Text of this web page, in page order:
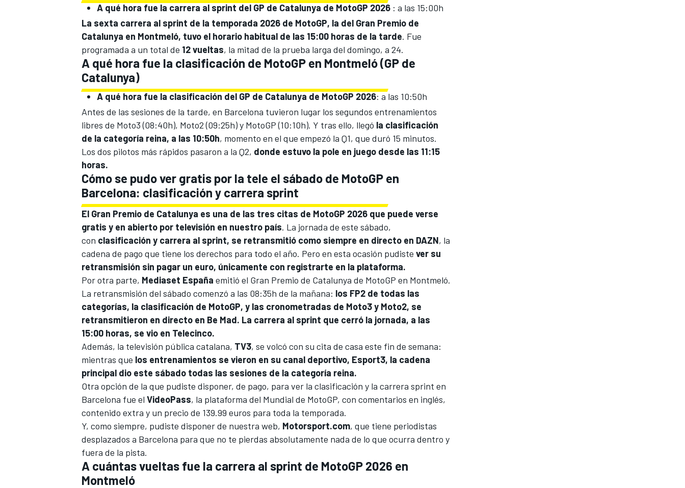
MÁS CATEGORÍAS
A qué hora fue la carrera al sprint del GP de Catalunya de MotoGP 2026 : a las 15:00h
La sexta carrera al sprint de la temporada 2026 de MotoGP, la del Gran Premio de
Catalunya en Montmeló, tuvo el horario habitual de las 15:00 horas de la tarde. Fue
programada a un total de 12 vueltas, la mitad de la prueba larga del domingo, a 24.
A qué hora fue la clasificación de MotoGP en Montmeló (GP de
Catalunya)
A qué hora fue la clasificación del GP de Catalunya de MotoGP 2026: a las 10:50h
Antes de las sesiones de la tarde, en Barcelona tuvieron lugar los segundos entrenamientos
libres de Moto3 (08:40h), Moto2 (09:25h) y MotoGP (10:10h). Y tras ello, llegó la clasificación
de la categoría reina, a las 10:50h, momento en el que empezó la Q1, que duró 15 minutos.
Los dos pilotos más rápidos pasaron a la Q2, donde estuvo la pole en juego desde las 11:15
horas.
Cómo se pudo ver gratis por la tele el sábado de MotoGP en
Barcelona: clasificación y carrera sprint
El Gran Premio de Catalunya es una de las tres citas de MotoGP 2026 que puede verse
gratis y en abierto por televisión en nuestro país. La jornada de este sábado,
con clasificación y carrera al sprint, se retransmitió como siempre en directo en DAZN, la
cadena de pago que tiene los derechos para todo el año. Pero en esta ocasión pudiste ver su
retransmisión sin pagar un euro, únicamente con registrarte en la plataforma.
Por otra parte, Mediaset España emitió el Gran Premio de Catalunya de MotoGP en Montmeló.
La retransmisión del sábado comenzó a las 08:35h de la mañana: los FP2 de todas las
categorías, la clasificación de MotoGP, y las cronometradas de Moto3 y Moto2, se
retransmitieron en directo en Be Mad. La carrera al sprint que cerró la jornada, a las
15:00 horas, se vio en Telecinco.
Además, la televisión pública catalana, TV3, se volcó con su cita de casa este fin de semana:
mientras que los entrenamientos se vieron en su canal deportivo, Esport3, la cadena
principal dio este sábado todas las sesiones de la categoría reina.
Otra opción de la que pudiste disponer, de pago, para ver la clasificación y la carrera sprint en
Barcelona fue el VideoPass, la plataforma del Mundial de MotoGP, con comentarios en inglés,
contenido extra y un precio de 139.99 euros para toda la temporada.
Y, como siempre, pudiste disponer de nuestra web, Motorsport.com, que tiene periodistas
desplazados a Barcelona para que no te pierdas absolutamente nada de lo que ocurra dentro y
fuera de la pista.
A cuántas vueltas fue la carrera al sprint de MotoGP 2026 en
Montmeló